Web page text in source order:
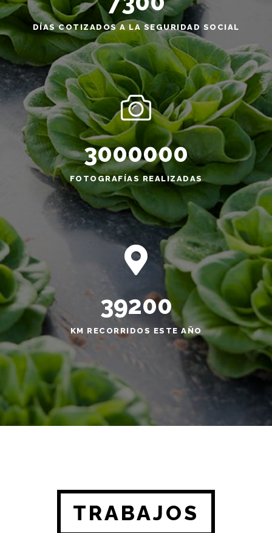
DÍAS COTIZADOS A LA SEGURIDAD SOCIAL
3000000
FOTOGRAFÍAS REALIZADAS
39200
KM RECORRIDOS ESTE AÑO
TRABAJOS